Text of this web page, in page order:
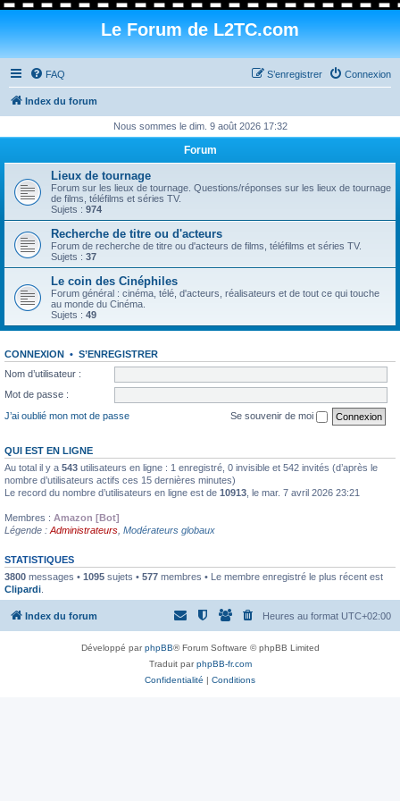
Le Forum de L2TC.com
FAQ Connexion
S’enregistrer
Index du forum
Nous sommes le dim. 9 août 2026 17:32
Forum
Lieux de tournage
Forum sur les lieux de tournage. Questions/réponses sur les lieux de tournage
de films, téléfilms et séries TV.
Sujets : 974
Recherche de titre ou d'acteurs
Forum de recherche de titre ou d'acteurs de films, téléfilms et séries TV.
Sujets : 37
Le coin des Cinéphiles
Forum général : cinéma, télé, d'acteurs, réalisateurs et de tout ce qui touche
au monde du Cinéma.
Sujets : 49
CONNEXION • S’ENREGISTRER
Nom d’utilisateur :
Mot de passe :
J’ai oublié mon mot de passe
Se souvenir de moi
QUI EST EN LIGNE
Au total il y a 543 utilisateurs en ligne : 1 enregistré, 0 invisible et 542 invités (d’après le
nombre d’utilisateurs actifs ces 15 dernières minutes)
Le record du nombre d’utilisateurs en ligne est de 10913 , le mar. 7 avril 2026 23:21
Membres : Amazon [Bot]
Légende : Administrateurs Modérateurs globaux
STATISTIQUES
3800 messages • 1095 sujets • 577 membres • Le membre enregistré le plus récent est
Clipardi
Index du forum Heures au format UTC+02:00
Développé parphpBB® Forum Software © phpBB Limited
Traduit parphpBB-fr.com
Confidentialité | Conditions